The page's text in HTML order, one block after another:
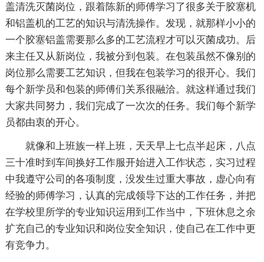
盖清洗灭菌岗位，跟着陈新的师傅学习了很多关于胶塞机
和铝盖机的工艺的知识与清洗操作。发现，就那样小小的
一个胶塞铝盖需要那么多的工艺流程才可以灭菌成功。后
来主任又从新岗位，我被分到包装。在包装虽然不像别的
岗位那么需要工艺知识，但我在包装学习的很开心。我们
每个新学员和包装的师傅们关系很融洽。就这样通过我们
大家共同努力，我们完成了一次次的任务。我们每个新学
员都由衷的开心。
就像和上班族一样上班，天天早上七点半起床，八点
三十准时到车间换好工作服开始进入工作状态，实习过程
中我遵守公司的各项制度，没发生过重大事故，虚心向有
经验的师傅学习，认真的完成领导下达的工作任务，并把
在学校里所学的专业知识运用到工作当中，下班休息之余
扩充自己的专业知识和岗位安全知识，使自己在工作中更
有竞争力。